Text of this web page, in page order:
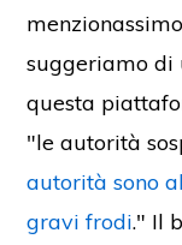
menzionassimo
suggeriamo di
questa
"le autorità
autorità sono
gravi frodi." Il